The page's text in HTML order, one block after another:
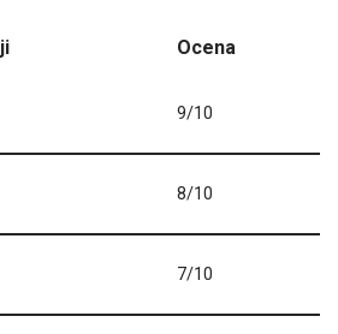
Ocena
9/10
8/10
7/10